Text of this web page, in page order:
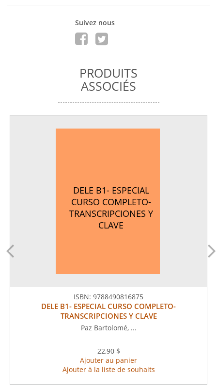
Suivez nous
PRODUITS
ASSOCIÉS
DELE B1- ESPECIAL
CURSO COMPLETO-
TRANSCRIPCIONES Y
CLAVE
ISBN: 9788490816875
DELE B1- ESPECIAL CURSO COMPLETO-
TRANSCRIPCIONES Y CLAVE
Paz Bartolomé, ...
22,90 $
Ajouter au panier
Ajouter à la liste de souhaits